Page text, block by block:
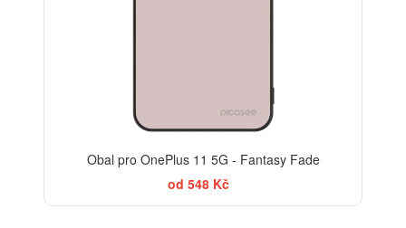
Obal pro OnePlus 11 5G - Fantasy Fade
od 548 Kč